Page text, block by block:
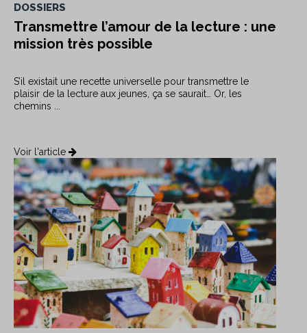
DOSSIERS
Transmettre l’amour de la lecture : une
mission très possible
S’il existait une recette universelle pour transmettre le
plaisir de la lecture aux jeunes, ça se saurait… Or, les
chemins ...
Voir l'article